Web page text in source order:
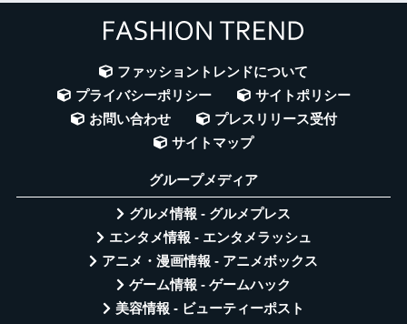
ファッショントレンドについて
プライバシーポリシー
サイトポリシー
お問い合わせ
プレスリリース受付
サイトマップ
グループメディア
グルメ情報 - グルメプレス
エンタメ情報 - エンタメラッシュ
アニメ・漫画情報 - アニメボックス
ゲーム情報 - ゲームハック
美容情報 - ビューティーポスト